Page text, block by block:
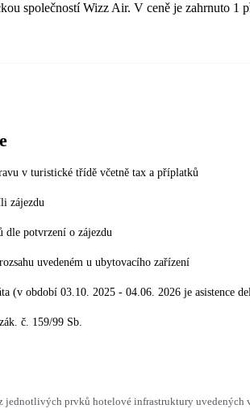
společností Wizz Air. V ceně je zahrnuto 1
v turistické třídě včetně tax a příplatků
zájezdu
dle potvrzení o zájezdu
uvedeném u ubytovacího zařízení
(v období 03.10. 2025 - 04.06. 2026 je asistence
č. 159/99 Sb.
jednotlivých prvků hotelové infrastruktury uvedených